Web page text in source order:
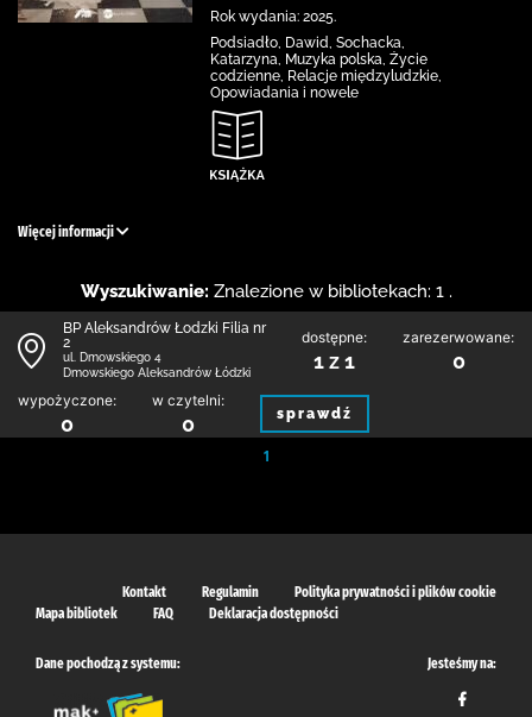
Rok wydania: 2025.
Podsiadło, Dawid, Sochacka,
Katarzyna, Muzyka polska, Życie
codzienne, Relacje międzyludzkie,
Opowiadania i nowele
Więcej informacji
Wyszukiwanie: Znalezione w bibliotekach: 1 .
BP Aleksandrów Łodzki Filia nr
2
ul. Dmowskiego 4
Dmowskiego Aleksandrów Łódzki
dostępne:
1 z 1
zarezerwowane:
0
wypożyczone:
0
w czytelni:
0 sprawdź
1
Kontakt Regulamin
Polityka prywatności i plików cookie
Mapa bibliotek
FAQ Deklaracja dostępności
Dane pochodzą z systemu: Jesteśmy na: